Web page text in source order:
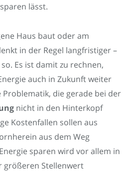
lässt.
Haus baut oder am
in der Regel langfristiger –
Es ist damit zu rechnen,
auch in Zukunft weiter
Problematik, die gerade bei der
nicht in den Hinterkopf
Kostenfallen sollen aus
aus dem Weg
sparen wird vor allem in
größeren Stellenwert